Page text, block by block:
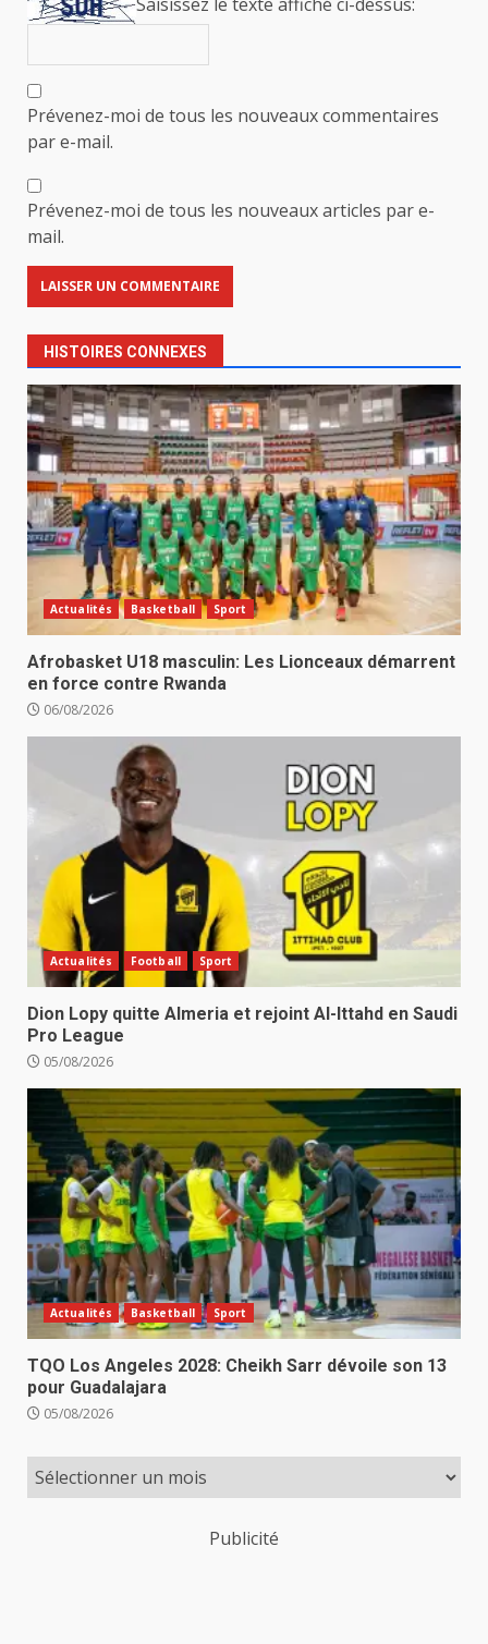
Prévenez-moi de tous les nouveaux commentaires
par e-mail.
Prévenez-moi de tous les nouveaux articles par e-
mail.
HISTOIRES CONNEXES
Actualités Basketball Sport
Afrobasket U18 masculin: Les Lionceaux démarrent
en force contre Rwanda
06/08/2026
Actualités Football Sport
Dion Lopy quitte Almeria et rejoint Al-Ittahd en Saudi
Pro League
05/08/2026
Actualités Basketball Sport
TQO Los Angeles 2028: Cheikh Sarr dévoile son 13
pour Guadalajara
05/08/2026
Publicité